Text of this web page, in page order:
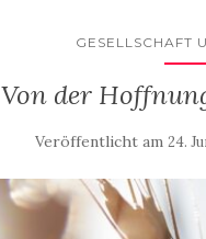
GESELLSCHAFT
Von der
Veröffentlicht am24.